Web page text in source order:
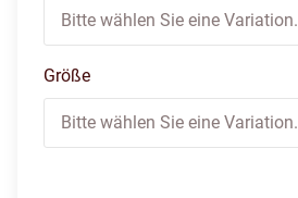
Bitte wählen Sie eine Variation.
Größe
Bitte wählen Sie eine Variation.